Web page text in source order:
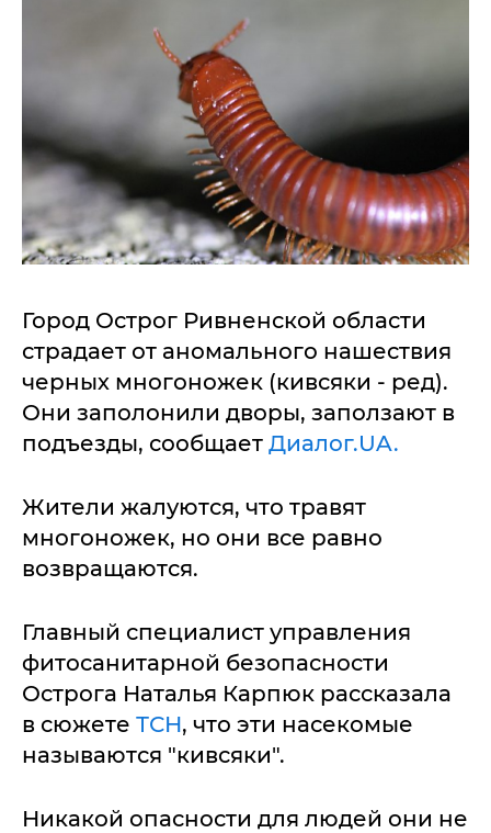
Город Острог Ривненской области
страдает от аномального нашествия
черных многоножек (кивсяки - ред).
Они заполонили дворы, заползают в
подъезды, сообщает Диалог.UA.
Жители жалуются, что травят
многоножек, но они все равно
возвращаются.
Главный специалист управления
фитосанитарной безопасности
Острога Наталья Карпюк рассказала
в сюжете ТСН, что эти насекомые
называются "кивсяки".
Никакой опасности для людей они не